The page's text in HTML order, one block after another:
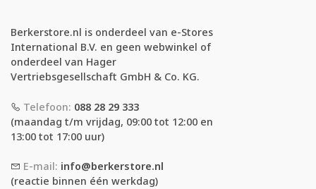
Berkerstore.nl is onderdeel van e-Stores
International B.V. en geen webwinkel of
onderdeel van Hager
Vertriebsgesellschaft GmbH & Co. KG.
Telefoon: 088 28 29 333
(maandag t/m vrijdag, 09:00 tot 12:00 en
13:00 tot 17:00 uur)
E-mail: info@berkerstore.nl
(reactie binnen één werkdag)